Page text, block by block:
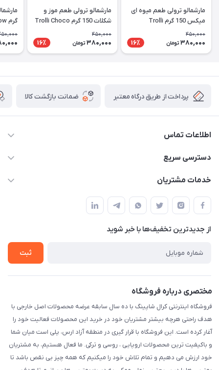
مارشمالو ترولی طعم میوه ای
میکس 150 گرم Trolli
Mallow Stars
450,000
380,000 تومان 16٪
مارشمالو ترولی طعم موز و
شکلات 150 گرم Trolli Choco
Bananas
450,000
380,000 تومان 16٪
گرم Trolli Peach Mallow
پرداخت از طریق درگاه معتبر ضمانت بازگشت کالا
اطلاعات تماس
09141934659
تجاری بین المللی داریوش ، طبقه همکف ، فروشگاه کرال شاپینگ
دسترسی سریع
حساب کاربری
لیست محصولات
درباره ما
خدمات مشتریان
پیگیری سفارش
شیوه های پرداخت
رویه مرجوع کالا
شرایط و قوانین
از جدید‌ترین تخفیف‌ها با‌ خبر شوید
ثبت
مختصری درباره فروشگاه
فروشگاه اینترنتی کرال شاپینگ با ده سال سابقه عرضه محصولات اصل خارجی با
هدف راحتی هرچه بیشتر مشتریان خود در خرید این محصولات فعالیت خود را
آغار کرده است. این فروشگاه با قرار گیری در منطقه آزاد ارس، پلی است میان شما
و باکیفیت ترین محصولات اروپایی ، روسی و ترکی. ما فعال هستیم، به مشتریان
خود ارزش می دهیم و تمام تلاش خود را میکنیم که همه چیز بی نقص باشد تا